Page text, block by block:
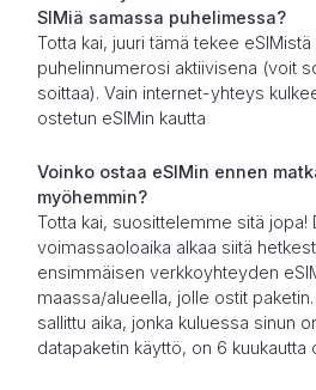
SIMiä samassa puhelimessa?
Totta kai, juuri tämä tekee
puhelinnumerosi aktiivisena (voit
soittaa). Vain internet-yhteys
ostetun eSIMin kautta
Voinko ostaa eSIMin ennen
myöhemmin?
Totta kai, suosittelemme sitä jopa!
voimassaoloaika alkaa siitä
ensimmäisen verkkoyhteyden
maassa/alueella, jolle ostit
sallittu aika, jonka kuluessa sinun
datapaketin käyttö, on 6 kuukautta